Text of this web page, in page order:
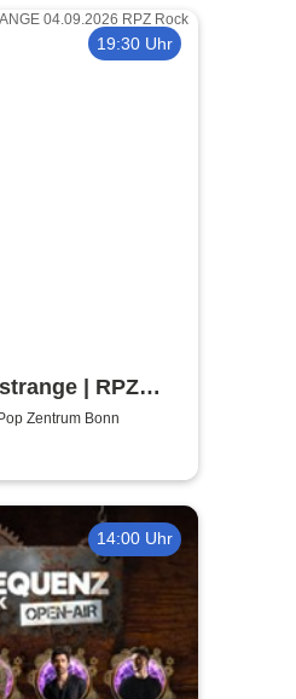
19:30 Uhr
| RPZ
Bonn
Zentrum Bonn
14:00 Uhr